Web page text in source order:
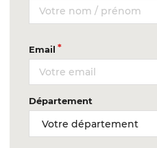
Email
Département